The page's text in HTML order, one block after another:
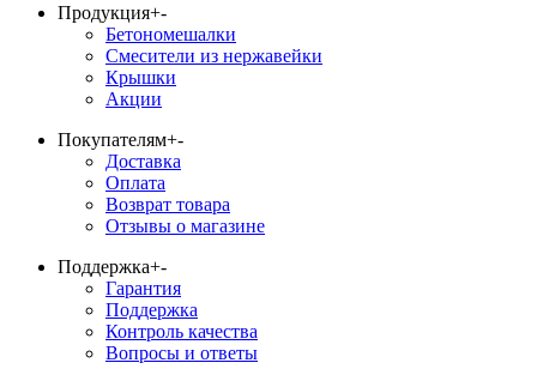
Продукция+-
Бетономешалки
Смесители из нержавейки
Крышки
Акции
Покупателям+-
Доставка
Оплата
Возврат товара
Отзывы о магазине
Поддержка+-
Гарантия
Поддержка
Контроль качества
Вопросы и ответы